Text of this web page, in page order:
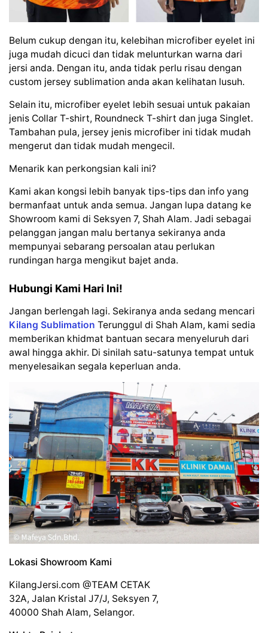
Belum cukup dengan itu, kelebihan microfiber eyelet ini
juga mudah dicuci dan tidak melunturkan warna dari
jersi anda. Dengan itu, anda tidak perlu risau dengan
custom jersey sublimation anda akan kelihatan lusuh.
Selain itu, microfiber eyelet lebih sesuai untuk pakaian
jenis Collar T-shirt, Roundneck T-shirt dan juga Singlet.
Tambahan pula, jersey jenis microfiber ini tidak mudah
mengerut dan tidak mudah mengecil.
Menarik kan perkongsian kali ini?
Kami akan kongsi lebih banyak tips-tips dan info yang
bermanfaat untuk anda semua. Jangan lupa datang ke
Showroom kami di Seksyen 7, Shah Alam. Jadi sebagai
pelanggan jangan malu bertanya sekiranya anda
mempunyai sebarang persoalan atau perlukan
rundingan harga mengikut bajet anda.
Hubungi Kami Hari Ini!
Jangan berlengah lagi. Sekiranya anda sedang mencari
Kilang Sublimation Terunggul di Shah Alam, kami sedia
memberikan khidmat bantuan secara menyeluruh dari
awal hingga akhir. Di sinilah satu-satunya tempat untuk
menyelesaikan segala keperluan anda.
Lokasi Showroom Kami
KilangJersi.com @TEAM CETAK
32A, Jalan Kristal J7/J, Seksyen 7,
40000 Shah Alam, Selangor.